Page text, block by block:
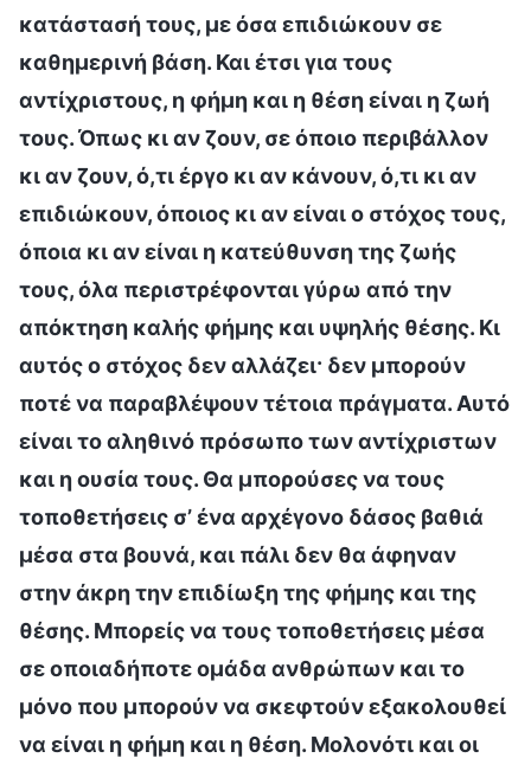
κατάστασή τους, με όσα επιδιώκουν σε
καθημερινή βάση. Και έτσι για τους
αντίχριστους, η φήμη και η θέση είναι η ζωή
τους. Όπως κι αν ζουν, σε όποιο περιβάλλον
κι αν ζουν, ό,τι έργο κι αν κάνουν, ό,τι κι αν
επιδιώκουν, όποιος κι αν είναι ο στόχος τους,
όποια κι αν είναι η κατεύθυνση της ζωής
τους, όλα περιστρέφονται γύρω από την
απόκτηση καλής φήμης και υψηλής θέσης. Κι
αυτός ο στόχος δεν αλλάζει· δεν μπορούν
ποτέ να παραβλέψουν τέτοια πράγματα. Αυτό
είναι το αληθινό πρόσωπο των αντίχριστων
και η ουσία τους. Θα μπορούσες να τους
τοποθετήσεις σ’ ένα αρχέγονο δάσος βαθιά
μέσα στα βουνά, και πάλι δεν θα άφηναν
στην άκρη την επιδίωξη της φήμης και της
θέσης. Μπορείς να τους τοποθετήσεις μέσα
σε οποιαδήποτε ομάδα ανθρώπων και το
μόνο που μπορούν να σκεφτούν εξακολουθεί
να είναι η φήμη και η θέση. Μολονότι και οι